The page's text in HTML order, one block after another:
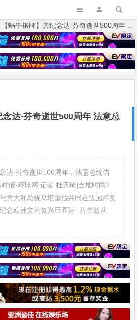
【蜗牛棋牌】共纪念达-芬奇逝世500周年 法意总统借机修复关系
念达-芬奇逝世500周年 法意总
·芬奇逝世500周年，法意总统借
-环球网 记者 杜天琦]当地时间2
意大利总统马塔雷拉共同在法国卢瓦
念欧洲文艺复兴巨匠达· 芬奇逝世